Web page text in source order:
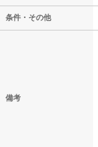
条件・その他
備考